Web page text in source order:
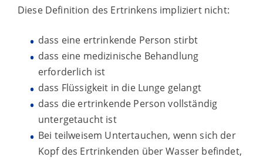
Diese Definition des Ertrinkens impliziert nicht:
dass eine ertrinkende Person stirbt
dass eine medizinische Behandlung
erforderlich ist
dass Flüssigkeit in die Lunge gelangt
dass die ertrinkende Person vollständig
untergetaucht ist
Bei teilweisem Untertauchen, wenn sich der
Kopf des Ertrinkenden über Wasser befindet,